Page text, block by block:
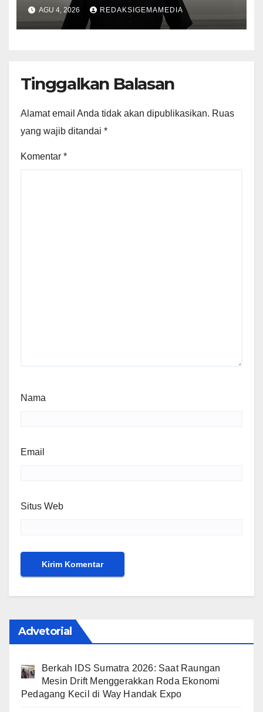
Kejati
AGU 4, 2026 REDAKSIGEMAMEDIA
Tinggalkan Balasan
Alamat email Anda tidak akan dipublikasikan. Ruas
yang wajib ditandai *
Komentar *
Nama
Email
Situs Web
Advetorial
Berkah IDS Sumatra 2026: Saat Raungan
Mesin Drift Menggerakkan Roda Ekonomi
Pedagang Kecil di Way Handak Expo